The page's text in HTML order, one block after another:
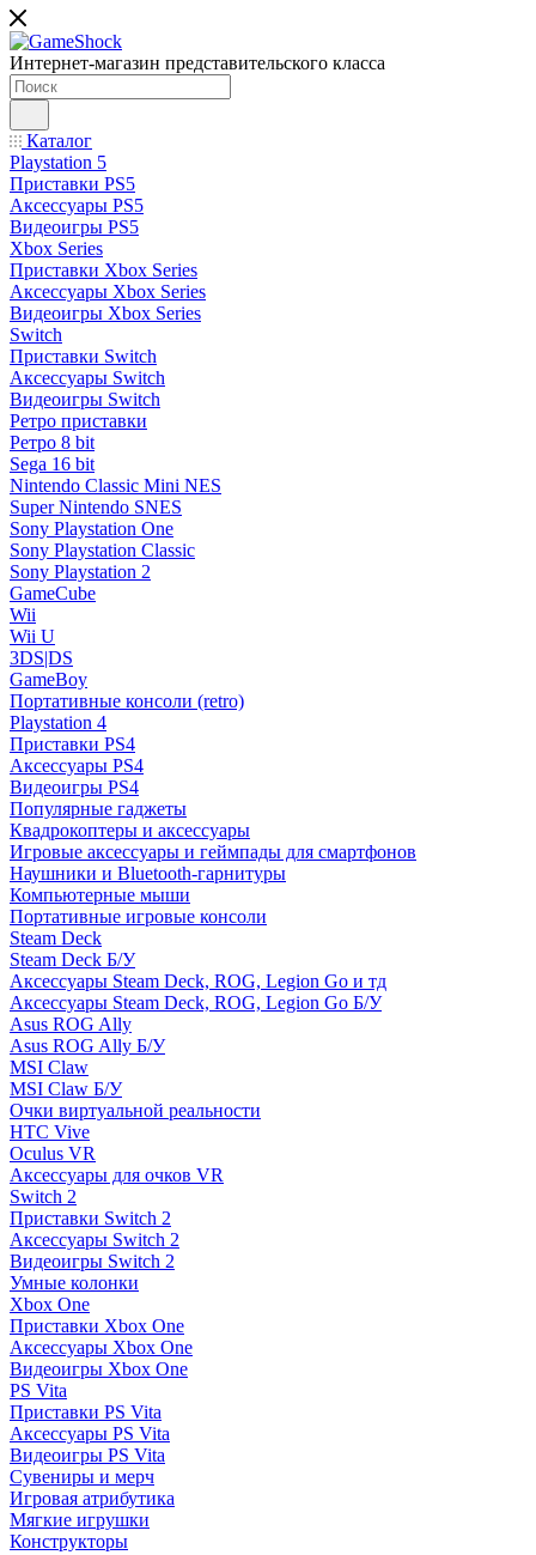
Интернет-магазин представительского класса
Каталог
Playstation 5
Приставки PS5
Аксессуары PS5
Видеоигры PS5
Xbox Series
Приставки Xbox Series
Аксессуары Xbox Series
Видеоигры Xbox Series
Switch
Приставки Switch
Аксессуары Switch
Видеоигры Switch
Ретро приставки
Ретро 8 bit
Sega 16 bit
Nintendo Classic Mini NES
Super Nintendo SNES
Sony Playstation One
Sony Playstation Classic
Sony Playstation 2
GameCube
Wii
Wii U
3DS|DS
GameBoy
Портативные консоли (retro)
Playstation 4
Приставки PS4
Аксессуары PS4
Видеоигры PS4
Популярные гаджеты
Квадрокоптеры и аксессуары
Игровые аксессуары и геймпады для смартфонов
Наушники и Bluetooth-гарнитуры
Компьютерные мыши
Портативные игровые консоли
Steam Deck
Steam Deck Б/У
Аксессуары Steam Deck, ROG, Legion Go и тд
Аксессуары Steam Deck, ROG, Legion Go Б/У
Asus ROG Ally
Asus ROG Ally Б/У
MSI Claw
MSI Claw Б/У
Очки виртуальной реальности
HTC Vive
Oculus VR
Аксессуары для очков VR
Switch 2
Приставки Switch 2
Аксессуары Switch 2
Видеоигры Switch 2
Умные колонки
Xbox One
Приставки Xbox One
Аксессуары Xbox One
Видеоигры Xbox One
PS Vita
Приставки PS Vita
Аксессуары PS Vita
Видеоигры PS Vita
Сувениры и мерч
Игровая атрибутика
Мягкие игрушки
Конструкторы